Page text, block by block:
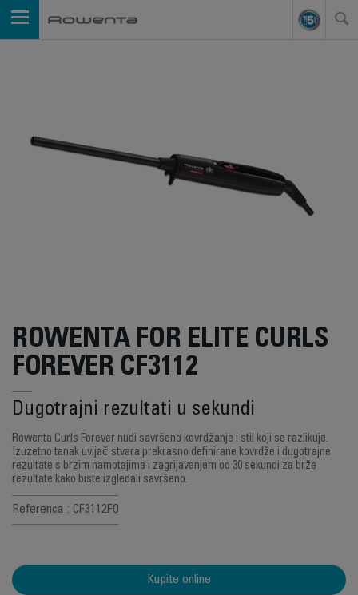
ROWENTA FOR ELITE CURLS
FOREVER CF3112
Dugotrajni rezultati u sekundi
Rowenta Curls Forever nudi savršeno kovrdžanje i stil koji se razlikuje.
Izuzetno tanak uvijač stvara prekrasno definirane kovrdže i dugotrajne
rezultate s brzim namotajima i zagrijavanjem od 30 sekundi za brže
rezultate kako biste izgledali savršeno.
Referenca : CF3112F0
Kupite online